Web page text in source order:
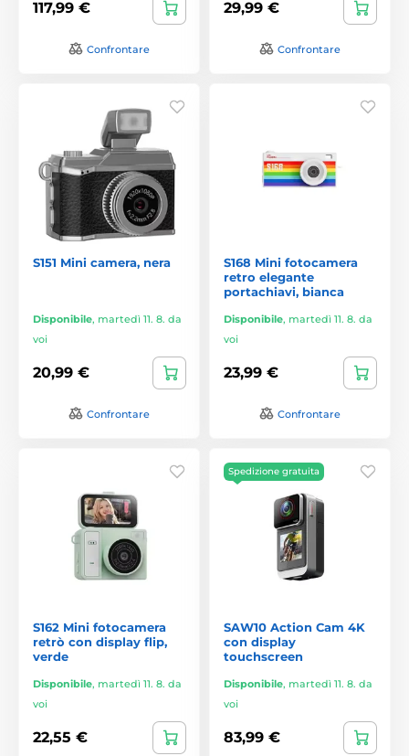
117,99 €
Confrontare
29,99 €
Confrontare
S151 Mini camera, nera
Disponibile, martedì 11. 8. da
voi
20,99 €
Confrontare
S168 Mini fotocamera
retro elegante
portachiavi, bianca
Disponibile, martedì 11. 8. da
voi
23,99 €
Confrontare
S162 Mini fotocamera
retrò con display flip,
verde
Disponibile, martedì 11. 8. da
voi
22,55 €
Spedizione gratuita
SAW10 Action Cam 4K
con display
touchscreen
Disponibile, martedì 11. 8. da
voi
83,99 €